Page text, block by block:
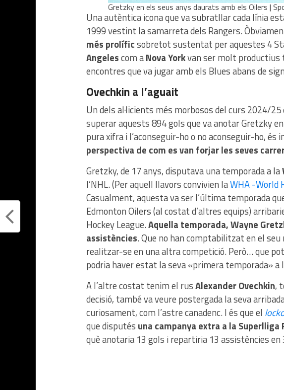
Gretzky en els seus anys daurats amb els Oilers |
Una autèntica icona que va subratllar cada línia
1999 vestint la samarreta dels Rangers.
més prolíficsobretot sustentat per aquestes 4
Angelescom aNova Yorkvan ser molt
encontres que va jugar amb els Blues abans de
Ovechkin a l’aguait
Un dels al·licients més morbosos del curs 2024/
superar aquests 894 gols que va anotar Gretzky
pura xifra i l’aconseguir-ho o no aconseguir-ho,
perspectiva de com es van forjar les seves
Gretzky, de 17 anys, disputava una temporada a la
l’NHL. (Per aquell llavors convivien laWHA -World
Casualment, aquesta va ser l’última temporada
Edmonton Oilers (al costat d’altres equips)
Hockey League.Aquella temporada, Wayne
assistències. Que no han comptabilitzat en el
realitzar-se en una altra competició. Però… que
podria haver estat la seva «primera temporada» a
A l’altre costat tenim el rusAlexander Ovechkin,
decisió, també va veure postergada la seva
curiosament, com l’astre canadenc. I és que el
que disputés una campanya extra a la Superlliga
què anotaria 13 gols i repartiria 13 assistències